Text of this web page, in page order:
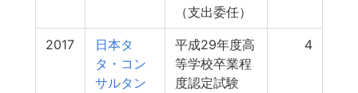
（支出委任）
2017
日本タ
タ・コン
サルタン
平成29年度高
等学校卒業程
度認定試験
4